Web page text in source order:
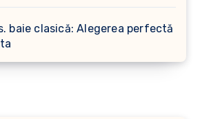
baie clasică: Alegerea perfectă